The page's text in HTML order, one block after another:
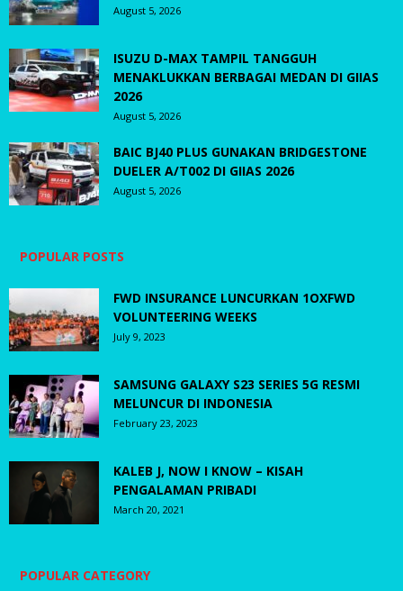
August 5, 2026
ISUZU D-MAX TAMPIL TANGGUH
MENAKLUKKAN BERBAGAI MEDAN DI GIIAS
2026
August 5, 2026
BAIC BJ40 PLUS GUNAKAN BRIDGESTONE
DUELER A/T002 DI GIIAS 2026
August 5, 2026
POPULAR POSTS
FWD INSURANCE LUNCURKAN 1OXFWD
VOLUNTEERING WEEKS
July 9, 2023
SAMSUNG GALAXY S23 SERIES 5G RESMI
MELUNCUR DI INDONESIA
February 23, 2023
KALEB J, NOW I KNOW – KISAH
PENGALAMAN PRIBADI
March 20, 2021
POPULAR CATEGORY